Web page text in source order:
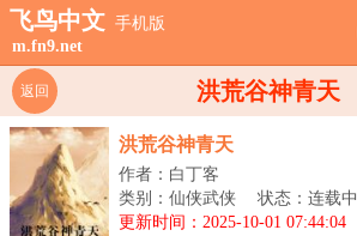
飞鸟中文 手机版
m.fn9.net
洪荒谷神青天
返回
洪荒谷神青天
作者：白丁客
类别：仙侠武侠
状态：连载中
更新时间：2025-10-01 07:44:04